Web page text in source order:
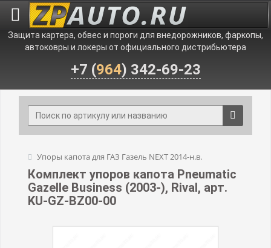
Защита картера, обвес и пороги для внедорожников, фаркопы,
автоковры и локеры от официального дистрибьютера
+7 (964) 342-69-23
Упоры капота для ГАЗ Газель NEXT 2014-н.в.
Комплект упоров капота Pneumatic
Gazelle Business (2003-), Rival, арт.
KU-GZ-BZ00-00